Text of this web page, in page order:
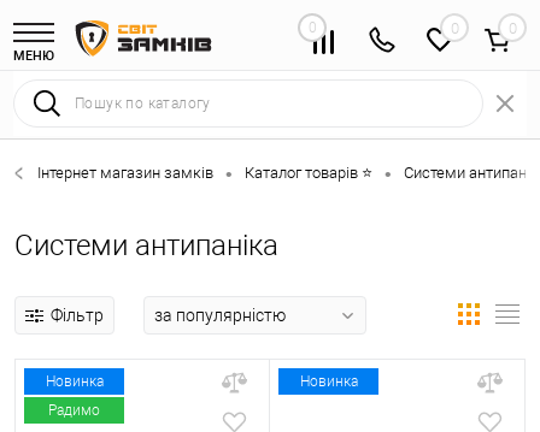
МЕНЮ
0 0
Інтернет магазин замків • Каталог товарів ⭐ • Системи
Системи антипаніка
Фільтр
Новинка
Радимо
Новинка